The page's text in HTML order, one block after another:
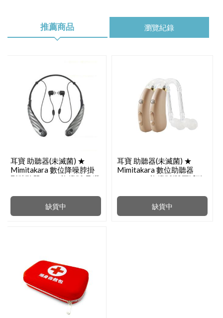
推薦商品 瀏覽紀錄
缺貨中
耳寶 助聽器(未滅菌) ★
Mimitakara 數位降噪脖掛
型助聽器 6K5A旗艦版 晶鑽
缺貨中
耳寶 助聽器(未滅菌) ★
Mimitakara 數位助聽器
64KA Pro旗艦版(雙耳) [耐
式設計][符合B類補助]